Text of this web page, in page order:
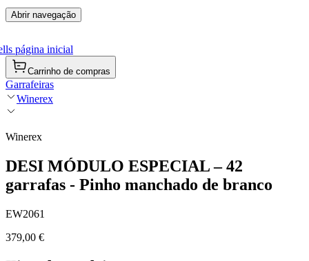
Abrir navegação
página inicial
Carrinho de compras
Garrafeiras
Winerex
Winerex
DESI MÓDULO ESPECIAL – 42
garrafas - Pinho manchado de branco
EW2061
379,00 €